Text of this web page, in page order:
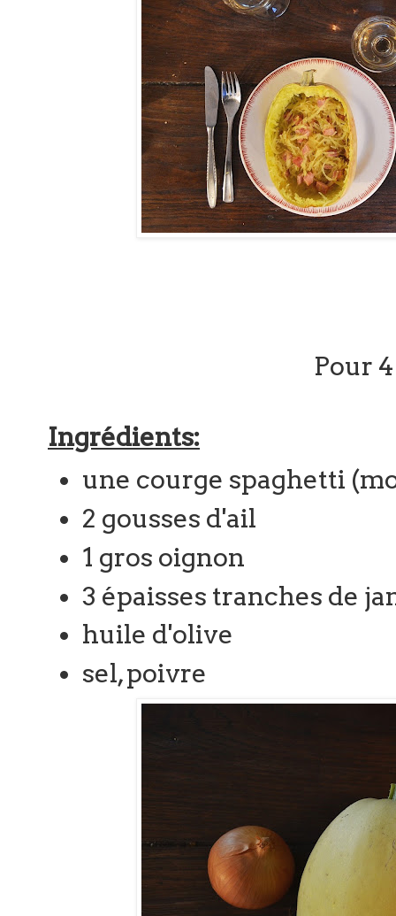
Pour
Ingrédients:
une courge spaghetti
2 gousses d'ail
1 gros oignon
3 épaisses tranches de
huile d'olive
sel, poivre